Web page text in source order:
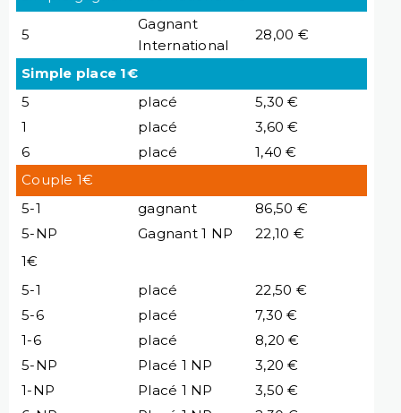
5
Gagnant
International
28,00 €
Simple place 1€
5
placé
5,30 €
1
placé
3,60 €
6
placé
1,40 €
Couple 1€
5-1
gagnant
86,50 €
5-NP
Gagnant 1 NP
22,10 €
1€
5-1
placé
22,50 €
5-6
placé
7,30 €
1-6
placé
8,20 €
5-NP
Placé 1 NP
3,20 €
1-NP
Placé 1 NP
3,50 €